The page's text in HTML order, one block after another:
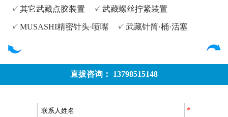
其它武藏点胶装置 武藏螺丝拧紧装置
MUSASHI精密针头·喷嘴 武藏针筒·桶·活塞
直拔咨询： 13798515148
*